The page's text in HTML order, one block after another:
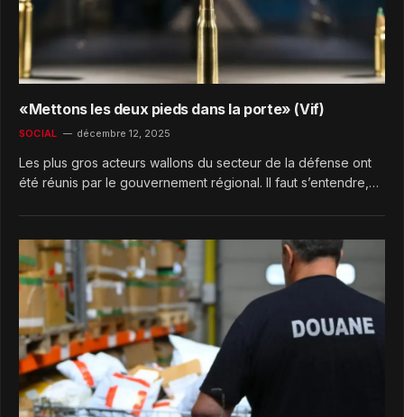
«Mettons les deux pieds dans la porte» (Vif)
SOCIAL décembre 12, 2025
Les plus gros acteurs wallons du secteur de la défense ont
été réunis par le gouvernement régional. Il faut s’entendre,…